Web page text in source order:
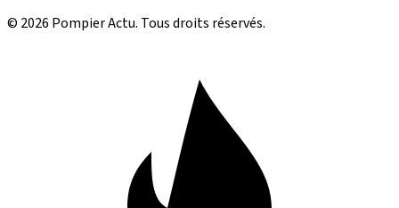
© 2026 Pompier Actu. Tous droits réservés.